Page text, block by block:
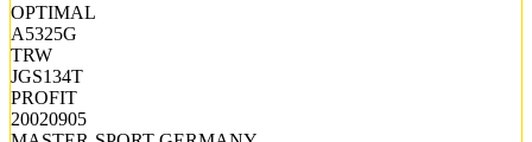
OPTIMAL
A5325G
TRW
JGS134T
PROFIT
20020905